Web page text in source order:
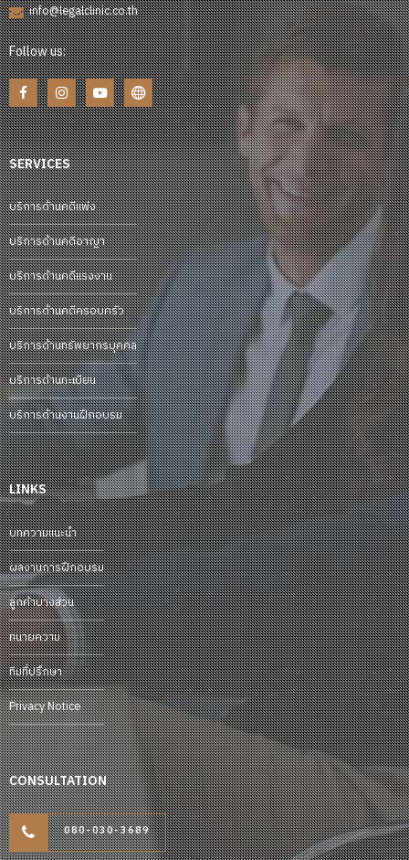
info@legalclinic.co.th
Follow us:
SERVICES
บริการด้านคดีแพ่ง
บริการด้านคดีอาญา
บริการด้านคดีแรงงาน
บริการด้านคดีครอบครัว
บริการด้านทรัพยากรบุคคล
บริการด้านทะเบียน
บริการด้านงานฝึกอบรม
LINKS
บทความแนะนำ
ผลงานการฝึกอบรม
ลูกค้าบางส่วน
ทนายความ
ทีมที่ปรึกษา
Privacy Notice
CONSULTATION
080-030-3689